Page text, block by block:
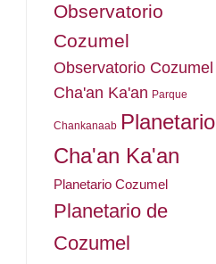
Observatorio
Cozumel
Observatorio Cozumel
Cha'an Ka'an Parque
Chankanaab Planetario
Cha'an Ka'an
Planetario Cozumel
Planetario de
Cozumel